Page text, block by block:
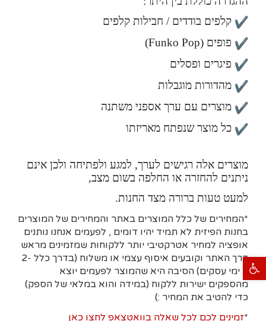
פתח סרגל נגישות
קלפים בודדים / חבילות קלפים
פופים (Funko Pop)
פיגרים ופסלים
מהדורות מוגבלות
מוצרים עם ערך אספני משתנה
כל מוצר שנפתח מאריזתו
מוצרים אלה רגישים לערך, למגע ולפתיחה ולכן אינם
ניתנים להחזרה או החלפה בשום מצב,
למעט טעות ברורה מצד החנות.
*המחירים של כלל המוצרים באתר והמחירים של המוצרים
בחנות הפיזית לא תמיד יהיו דומים , לפעמים אנחנו נותנים
אופציה למחיר אטרקטיבי יותר ללקוחות שמזמינים מראש
דרך האתר וקובעים איסוף עצמי או משלוח (בדרך כלל 2-
הסיבה היא שהמוצר לפעמים יוצא
מהספקים ישירות ללקוח (במידה והוא במלאי של הספק)
כדי להטיב את המחיר :)
*זמינים לכם לכל שאלה בוואטצאפ לחצו כאן